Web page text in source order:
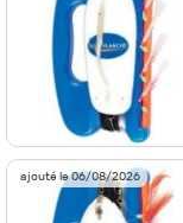
ajouté le 06/08/2026